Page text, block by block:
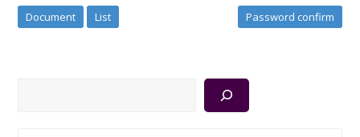
Document List Password confirm